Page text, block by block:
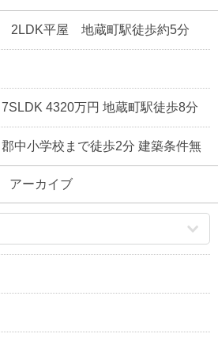
2LDK平屋 地蔵町駅徒歩約5分
7SLDK 4320万円 地蔵町駅徒歩8分
郡中小学校まで徒歩2分 建築条件無
アーカイブ